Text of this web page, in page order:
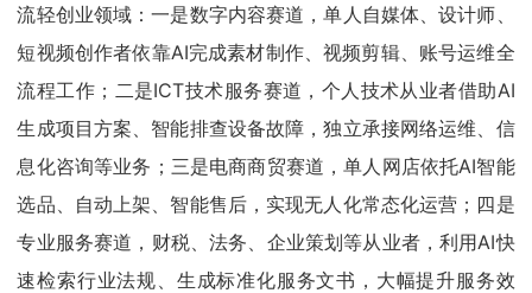
流轻创业领域：一是数字内容赛道，单人自媒体、设计师、
短视频创作者依靠AI完成素材制作、视频剪辑、账号运维全
流程工作；二是ICT技术服务赛道，个人技术从业者借助AI
生成项目方案、智能排查设备故障，独立承接网络运维、信
息化咨询等业务；三是电商商贸赛道，单人网店依托AI智能
选品、自动上架、智能售后，实现无人化常态化运营；四是
专业服务赛道，财税、法务、企业策划等从业者，利用AI快
速检索行业法规、生成标准化服务文书，大幅提升服务效